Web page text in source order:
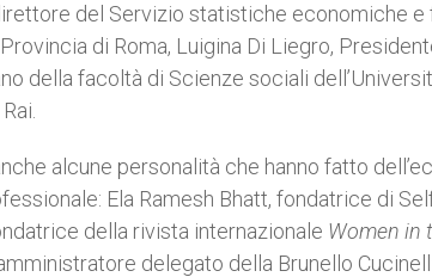
del Servizio statistiche economiche e
di Roma, Luigina Di Liegro,
della facoltà di Scienze sociali
alcune personalità che hanno fatto
Ela Ramesh Bhatt, fondatrice di
della rivista internazionale Women in
delegato della Brunello Cucinelli